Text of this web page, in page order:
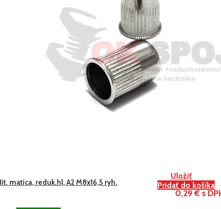
Uložiť
Pridať do košíka
matica, reduk.hl, A2 M8x16,5 ryh.
0,29 € s